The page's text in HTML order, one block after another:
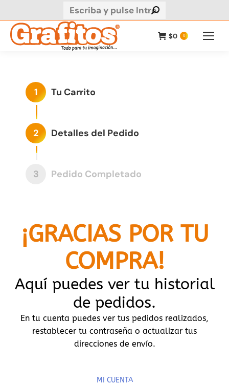
Buscar:
$0 0
Tu Carrito
1
Detalles del Pedido
2
Pedido Completado
3
¡GRACIAS POR TU
COMPRA!
Aquí puedes ver tu historial
de pedidos.
En tu cuenta puedes ver tus pedidos realizados,
restablecer tu contraseña o actualizar tus
direcciones de envío.
MI CUENTA